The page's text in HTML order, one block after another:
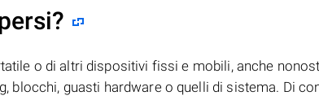
o di altri dispositivi fissi e mobili, anche
blocchi, guasti hardware o quelli di sistema. Di